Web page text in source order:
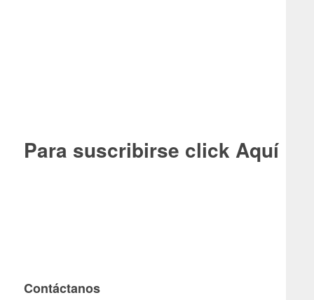
Para suscribirse click Aquí
Contáctanos